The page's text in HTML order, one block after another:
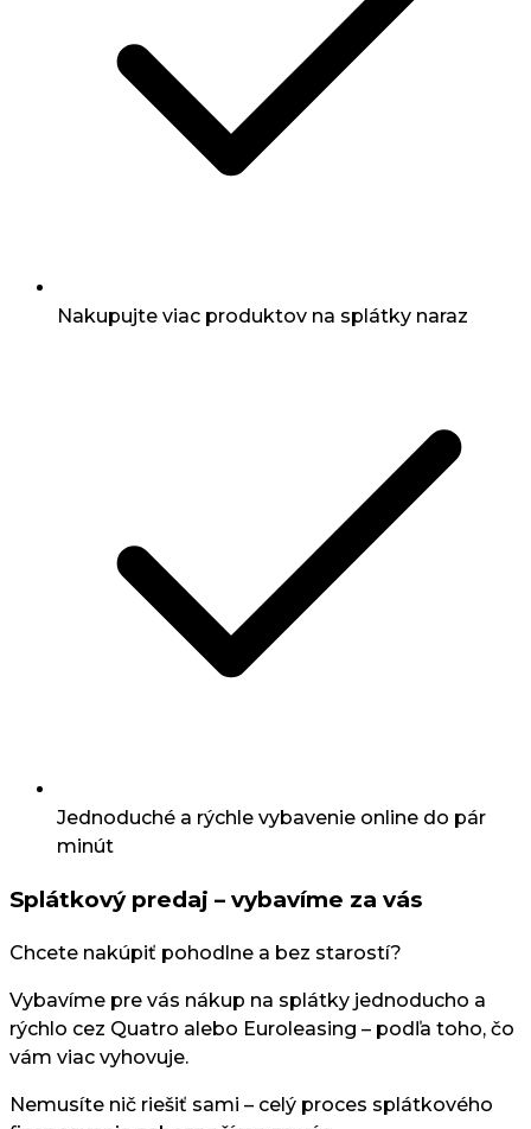
Nakupujte viac produktov na splátky naraz
Jednoduché a rýchle vybavenie online do pár
minút
Splátkový predaj – vybavíme za vás
Chcete nakúpiť pohodlne a bez starostí?
Vybavíme pre vás nákup na splátky jednoducho a
rýchlo cez Quatro alebo Euroleasing – podľa toho, čo
vám viac vyhovuje.
Nemusíte nič riešiť sami – celý proces splátkového